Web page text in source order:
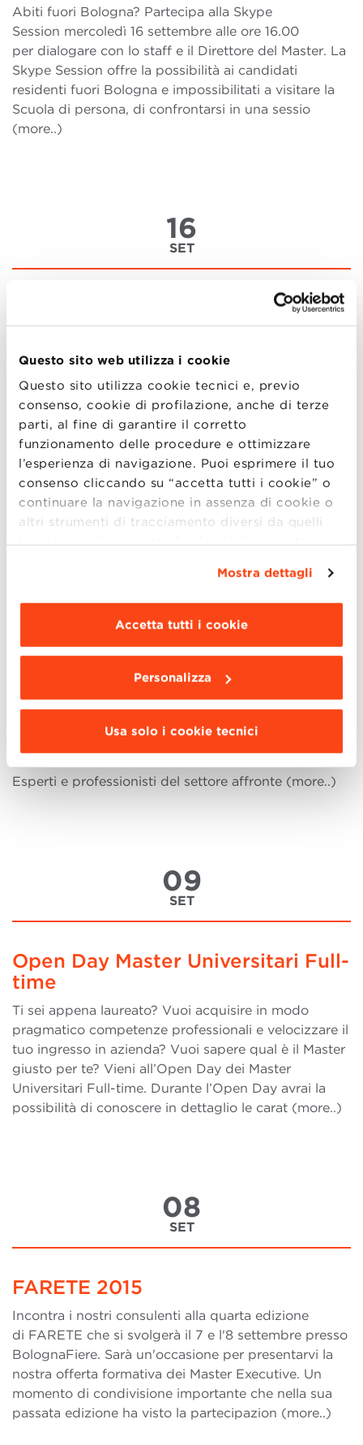
Questo sito web utilizza i cookie
Questo sito utilizza cookie tecnici e, previo
consenso, cookie di profilazione, anche di terze
parti, al fine di garantire il corretto
funzionamento delle procedure e ottimizzare
l’esperienza di navigazione. Puoi esprimere il tuo
consenso cliccando su “accetta tutti i cookie” o
continuare la navigazione in assenza di cookie o
altri strumenti di tracciamento diversi da quelli
tecnici semplicemente chiudendo il presente
Dettagli ”. Per
modificare le impostazioni di navigazione e
scegliere le funzionalità, le terze parti e i cookie
Mostra dettagli
Accetta tutti i cookie
Personalizza
Usa solo i cookie tecnici
Abiti fuori Bologna? Partecipa alla Skype
Session mercoledì 16 settembre alle ore 16.00
per dialogare con lo staff e il Direttore del Master. La
Skype Session offre la possibilità ai candidati
residenti fuori Bologna e impossibilitati a visitare la
Scuola di persona, di confrontarsi in una sessio
(more..)
16
SET
Skype Session - Settembre
Session per dialogare con lo staff e il Direttore del
candidati residenti fuori Bologna e impossibilitati a
visitare la Scuola di persona, di confrontarsi in una
sessione privata con lo staff e il Diretto (more..)
16
Dibattito sull'idoneità del Modello
di Organizzazione e Gestione a
Villa Guastavillani
Alessandra Tronconi, Partner, Socio Fondatore,
Studio Associato Consulenza Legale e Tributaria
di KPMG e Massimo Bergami, Dean BBS apriranno il
Esperti e professionisti del settore affronte (more..)
09
SET
Open Day Master Universitari Full-
time
Ti sei appena laureato? Vuoi acquisire in modo
pragmatico competenze professionali e velocizzare il
tuo ingresso in azienda? Vuoi sapere qual è il Master
giusto per te? Vieni all’Open Day dei Master
Universitari Full-time. Durante l’Open Day avrai la
possibilità di conoscere in dettaglio le carat (more..)
08
SET
FARETE 2015
Incontra i nostri consulenti alla quarta edizione
di FARETE che si svolgerà il 7 e l'8 settembre presso
BolognaFiere. Sarà un'occasione per presentarvi la
nostra offerta formativa dei Master Executive. Un
momento di condivisione importante che nella sua
passata edizione ha visto la partecipazion (more..)